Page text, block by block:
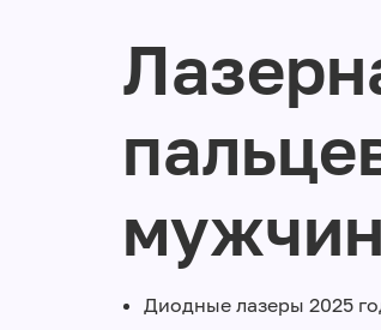
Диодные лазеры 2025